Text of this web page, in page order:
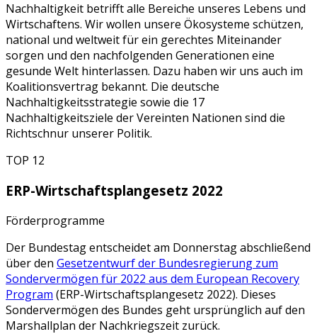
Nachhaltigkeit betrifft alle Bereiche unseres Lebens und
Wirtschaftens. Wir wollen unsere Ökosysteme schützen,
national und weltweit für ein gerechtes Miteinander
sorgen und den nachfolgenden Generationen eine
gesunde Welt hinterlassen. Dazu haben wir uns auch im
Koalitionsvertrag bekannt. Die deutsche
Nachhaltigkeitsstrategie sowie die 17
Nachhaltigkeitsziele der Vereinten Nationen sind die
Richtschnur unserer Politik.
TOP 12
ERP-Wirtschaftsplangesetz 2022
Förderprogramme
Der Bundestag entscheidet am Donnerstag abschließend
über den Gesetzentwurf der Bundesregierung zum
Sondervermögen für 2022 aus dem European Recovery
Program (ERP-Wirtschaftsplangesetz 2022). Dieses
Sondervermögen des Bundes geht ursprünglich auf den
Marshallplan der Nachkriegszeit zurück.